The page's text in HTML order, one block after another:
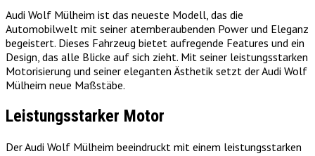
Audi Wolf Mülheim ist das neueste Modell, das die
Automobilwelt mit seiner atemberaubenden Power und Eleganz
begeistert. Dieses Fahrzeug bietet aufregende Features und ein
Design, das alle Blicke auf sich zieht. Mit seiner leistungsstarken
Motorisierung und seiner eleganten Ästhetik setzt der Audi Wolf
Mülheim neue Maßstäbe.
Leistungsstarker Motor
Der Audi Wolf Mülheim beeindruckt mit einem leistungsstarken